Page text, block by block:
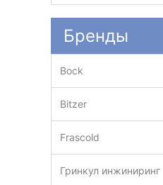
Бренды
Bock
Bitzer
Frascold
Гринкул инжиниринг